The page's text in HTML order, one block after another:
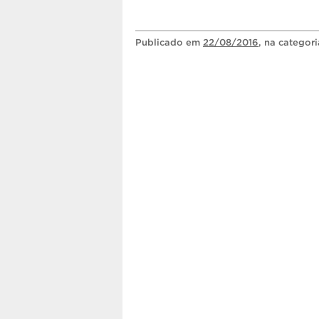
Publicado em 22/08/2016, na